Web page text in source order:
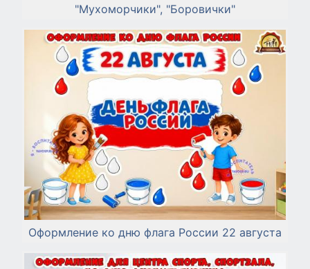
"Мухоморчики", "Боровички"
Оформление ко дню флага России 22 августа